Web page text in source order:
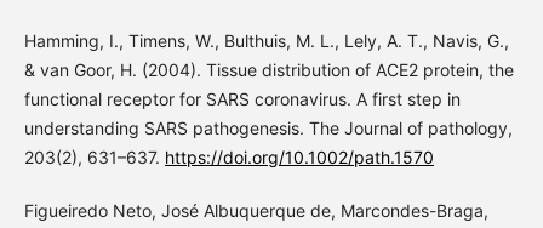
Hamming, I., Timens, W., Bulthuis, M. L., Lely, A. T., Navis, G.,
& van Goor, H. (2004). Tissue distribution of ACE2 protein, the
functional receptor for SARS coronavirus. A first step in
understanding SARS pathogenesis. The Journal of pathology,
203(2), 631–637. https://doi.org/10.1002/path.1570
Figueiredo Neto, José Albuquerque de, Marcondes-Braga,